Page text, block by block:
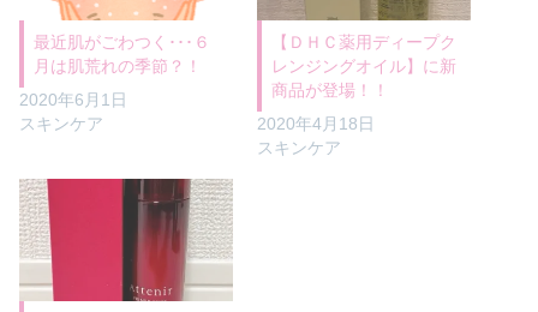
最近肌がごわつく･･･６
月は肌荒れの季節？！
2020年6月1日
スキンケア
【ＤＨＣ薬用ディープク
レンジングオイル】に新
商品が登場！！
2020年4月18日
スキンケア